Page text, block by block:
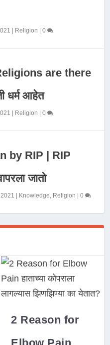
Religion |0
are there
धर्म आहेत
Religion |0
by RIP | RIP
जातो
Knowledge, Religion |0
2 Reason for